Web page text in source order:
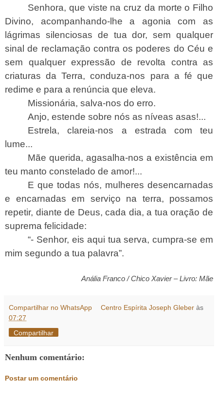
Senhora, que viste na cruz da morte o Filho
Divino, acompanhando-lhe a agonia com as
lágrimas silenciosas de tua dor, sem qualquer
sinal de reclamação contra os poderes do Céu e
sem qualquer expressão de revolta contra as
criaturas da Terra, conduza-nos para a fé que
redime e para a renúncia que eleva.
Missionária, salva-nos do erro.
Anjo, estende sobre nós as níveas asas!...
Estrela, clareia-nos a estrada com teu
lume...
Mãe querida, agasalha-nos a existência em
teu manto constelado de amor!...
E que todas nós, mulheres desencarnadas
e encarnadas em serviço na terra, possamos
repetir, diante de Deus, cada dia, a tua oração de
suprema felicidade:
“- Senhor, eis aqui tua serva, cumpra-se em
mim segundo a tua palavra”.
Anália Franco / Chico Xavier – Livro: Mãe
Compartilhar no WhatsApp Centro Espírita Joseph Gleber às
07:27
Compartilhar
Nenhum comentário:
Postar um comentário